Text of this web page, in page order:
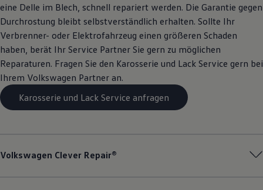
eine Delle im Blech, schnell repariert werden. Die Garantie gegen
Durchrostung bleibt selbstverständlich erhalten. Sollte Ihr
Verbrenner- oder Elektrofahrzeug einen größeren Schaden
haben, berät Ihr Service Partner Sie gern zu möglichen
Reparaturen. Fragen Sie den Karosserie und Lack Service gern bei
Ihrem Volkswagen Partner an.
Karosserie und Lack Service anfragen
Volkswagen Clever Repair®